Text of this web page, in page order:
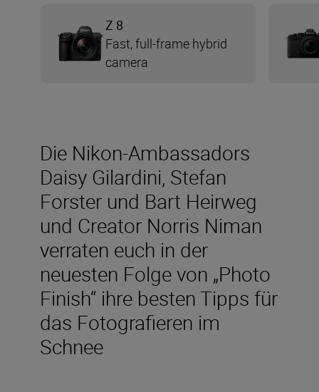
Die Nikon-Ambassadors
Daisy Gilardini, Stefan
Forster und Bart Heirweg
und Creator Norris Niman
verraten euch in der
neuesten Folge von „Photo
Finish“ ihre besten Tipps für
das Fotografieren im
Schnee
Z 8
Fast, full-frame hybrid
camera